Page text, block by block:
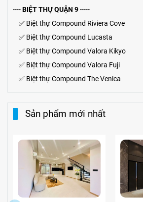
----BIỆT THỰ QUẬN 9-----
✅ Biệt thự Compound Riviera Cove
✅ Biệt thựCompound Lucasta
✅ Biệt thựCompound Valora Kikyo
✅ Biệt thự Compound Valora Fuji
✅ Biệt thự Compound The Venica
Sản phẩm mới nhất